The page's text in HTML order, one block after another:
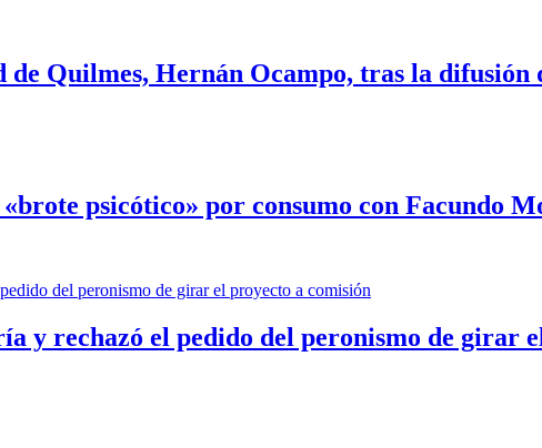
de Quilmes, Hernán Ocampo, tras la difusión
psicótico» por consumo con Facundo
y rechazó el pedido del peronismo de girar